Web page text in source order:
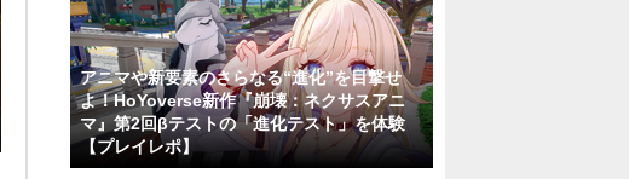
アニマや新要素のさらなる“進化”を目撃せ
よ！HoYoverse新作『崩壊：ネクサスアニ
マ』第2回βテストの「進化テスト」を体験
【プレイレポ】